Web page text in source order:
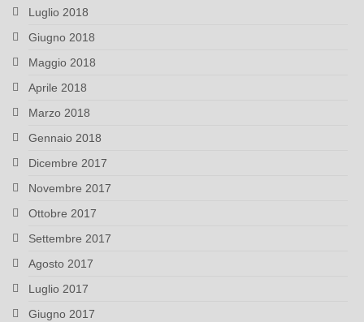
Luglio 2018
Giugno 2018
Maggio 2018
Aprile 2018
Marzo 2018
Gennaio 2018
Dicembre 2017
Novembre 2017
Ottobre 2017
Settembre 2017
Agosto 2017
Luglio 2017
Giugno 2017